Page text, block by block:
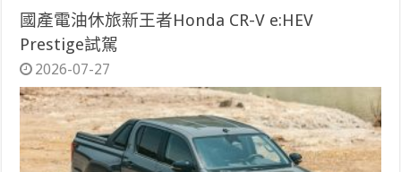
國產電油休旅新王者Honda CR-V e:HEV
Prestige試駕
2026-07-27